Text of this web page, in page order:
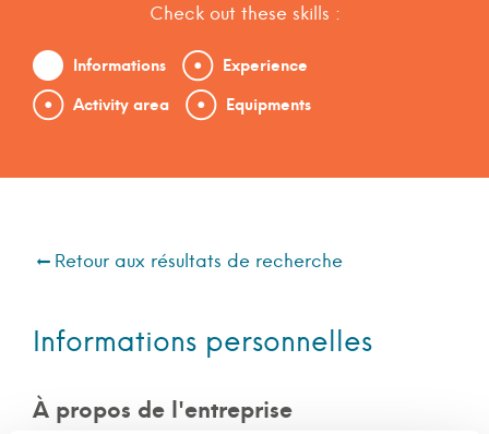
Check out these skills :
Informations
Experience
Activity area
Equipments
Retour aux résultats de recherche
Informations personnelles
À propos de l'entreprise